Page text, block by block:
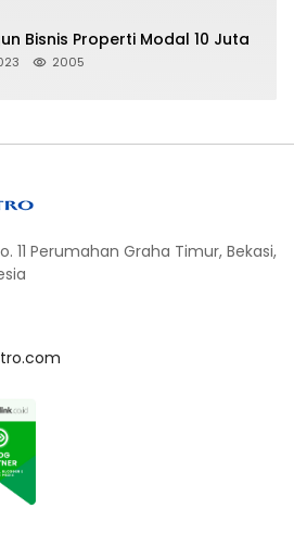
Bisnis Properti Modal 10 Juta
2005
11 Perumahan Graha Timur, Bekasi,